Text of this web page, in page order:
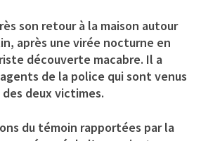
son retour à la maison autour
après une virée nocturne en
découverte macabre. Il a
de la police qui sont venus
deux victimes.
du témoin rapportées par la